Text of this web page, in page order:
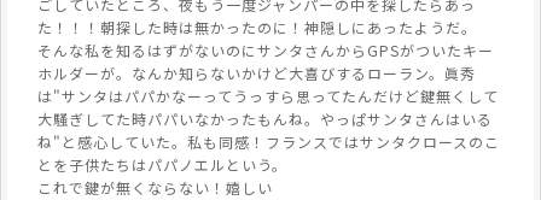
ごしていたところ、夜もう一度ジャンパーの中を探したらあっ
た！！！朝探した時は無かったのに！神隠しにあったようだ。
そんな私を知るはずがないのにサンタさんからGPSがついたキー
ホルダーが。なんか知らないかけど大喜びするローラン。眞秀
は"サンタはパパかなーってうっすら思ってたんだけど鍵無くして
大騒ぎしてた時パパいなかったもんね。やっぱサンタさんはいる
ね"と感心していた。私も同感！フランスではサンタクロースのこ
とを子供たちはパパノエルという。
これで鍵が無くならない！嬉しい